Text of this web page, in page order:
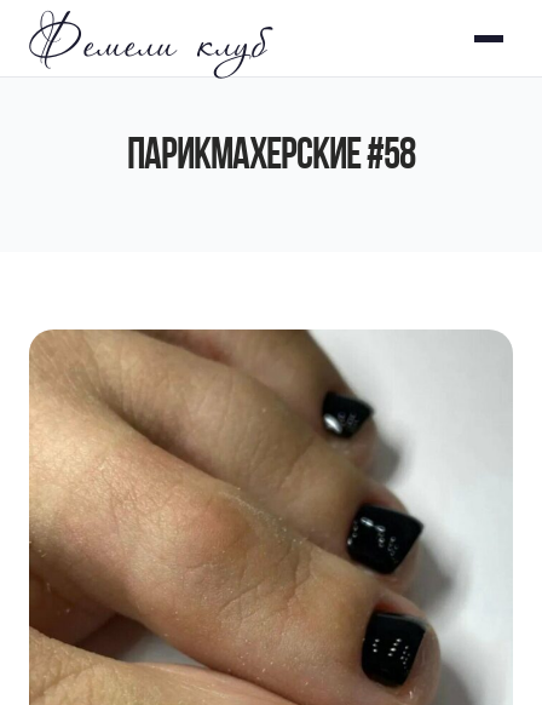
Фемели клуб
ПАРИКМАХЕРСКИЕ #58